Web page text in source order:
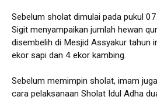
Sebelum sholat dimulai pada pukul
Sigit menyampaikan jumlah hewan
disembelih di Mesjid Assyakur tahun
ekor sapi dan 4 ekor kambing.
Sebelum memimpin sholat, imam
cara pelaksanaan Sholat Idul Adha